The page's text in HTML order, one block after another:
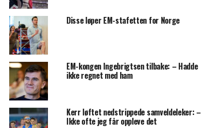
Disse løper EM-stafetten for Norge
EM-kongen Ingebrigtsen tilbake: – Hadde
ikke regnet med ham
Kerr løftet nedstrippede samveldeleker: –
Ikke ofte jeg får oppleve det